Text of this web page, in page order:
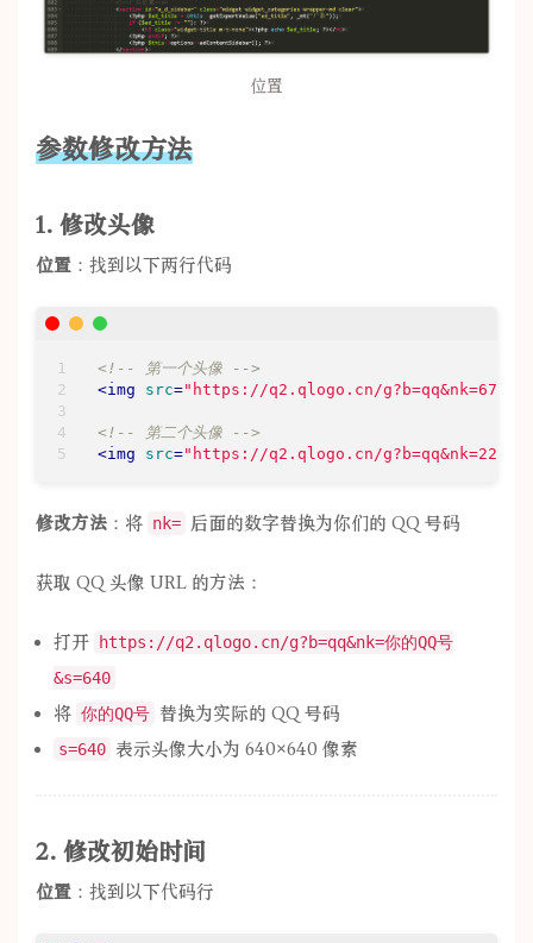
位置
参数修改方法
1. 修改头像
位置 ：找到以下两行代码
<!-- 第一个头像 -->
<img src="https://q2.qlogo.cn/
<!-- 第二个头像 -->
<img src="https://q2.qlogo.cn/
修改方法 ：将 nk= 后面的数字替换为你们的 QQ 号码
获取 QQ 头像 URL 的方法：
打开
https://q2.qlogo.cn/g?b=qq&nk=你的QQ号
&s=640
将 你的QQ号 替换为实际的 QQ 号码
s=640 表示头像大小为 640×640 像素
2. 修改初始时间
位置 ：找到以下代码行